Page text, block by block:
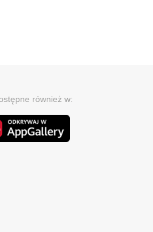
również w: